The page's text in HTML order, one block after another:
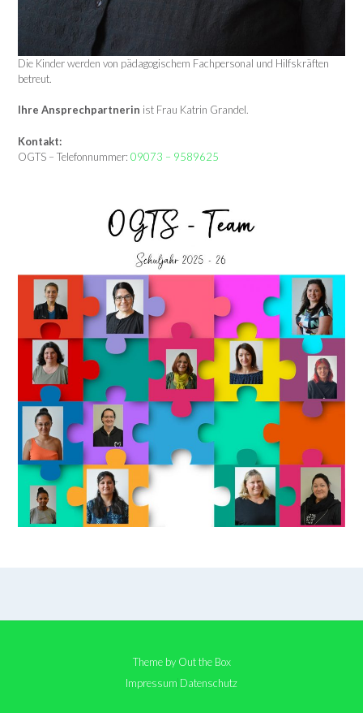
Die Kinder werden von pädagogischem Fachpersonal und Hilfskräften
betreut.
Ihre Ansprechpartnerin ist Frau Katrin Grandel.
Kontakt:
OGTS – Telefonnummer: 09073 – 9589625
Theme by Out the Box
Impressum Datenschutz